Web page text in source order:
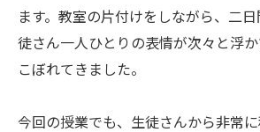
ます。教室の片付けをしながら、二
徒さん一人ひとりの表情が次々と浮
こぼれてきました。
今回の授業でも、生徒さんから非常